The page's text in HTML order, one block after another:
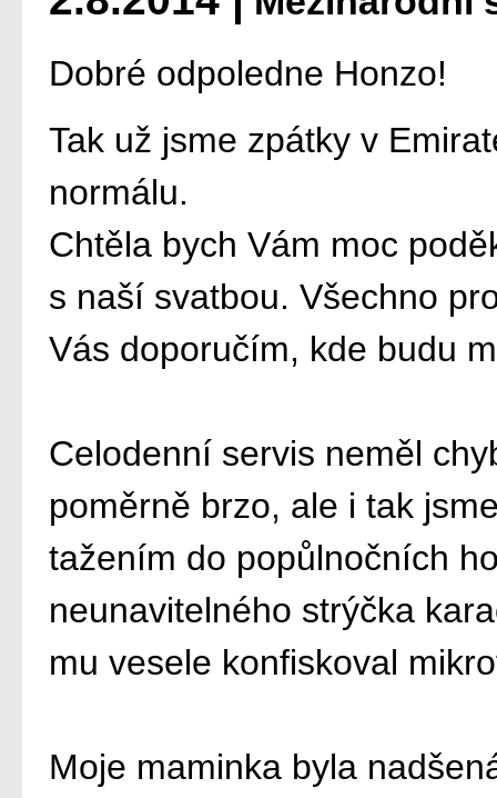
Dobré odpoledne Honzo!
Tak už jsme zpátky v
normálu.
Chtěla bych Vám moc
s naší svatbou. Všechno
Vás doporučím, kde budu
Celodenní servis neměl
poměrně brzo, ale i tak
tažením do popůlnočních
neunavitelného strýčka
mu vesele konfiskoval
Moje maminka byla